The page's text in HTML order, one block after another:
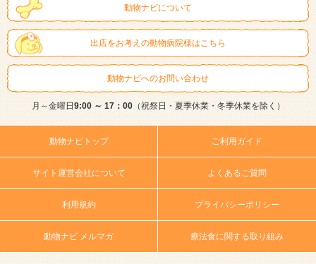
動物ナビについて
出店をお考えの動物病院様はこちら
動物ナビへのお問い合わせ
月～金曜日9:00 ～ 17：00（祝祭日・夏季休業・冬季休業を除く）
動物ナビトップ ご利用ガイド
サイト運営会社について よくあるご質問
利用規約 プライバシーポリシー
動物ナビ メルマガ 療法食に関する取り組み